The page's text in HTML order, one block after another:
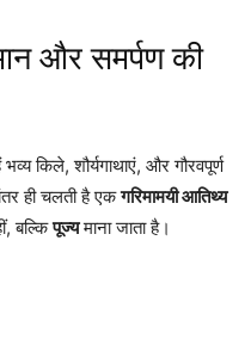
और समर्पण की
किले, शौर्यगाथाएं, और गौरवपूर्ण
ही चलती है एकगरिमामयी आतिथ्य
बल्किपूज्यमाना जाता है।